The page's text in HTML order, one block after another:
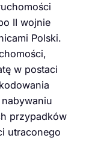
II wojnie
Polski.
w postaci
przypadków
utraconego